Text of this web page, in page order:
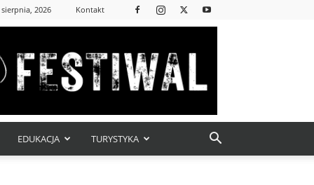
2026 Kontakt
EDUKACJA TURYSTYKA